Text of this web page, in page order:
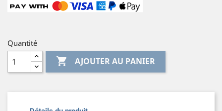
Quantité
 AJOUTER AU PANIER